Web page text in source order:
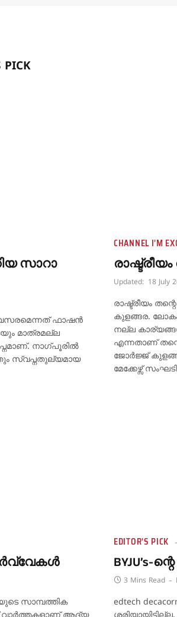
PICK
സാറാ
ഫാഷൻ
മാത്രമല്ല
നാഗ്പൂരിൽ
സ്വപ്നതുല്യമായ
CHANNEL I'M
Updated: 18 July
രാഷ്ട്രീയം
കുളങ്ങര‌.
നല്ല
എന്നതാണ്
ജോർജ്ജ്
മേക്കേഴ്സ്
സാമ്പത്തിക
EDITOR'S PICK
BYJU’s-
3 Mins Read
edtech